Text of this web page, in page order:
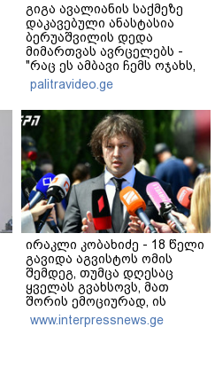
გიგა ავალიანის საქმეზე
დაკავებული ანასტასია
ბერუაშვილის დედა
მიმართვას ავრცელებს -
"რაც ეს ამბავი ჩემს ოჯახს,
ჩემს ანასტასიას გადახდა
თავს, მის მერე მე მე არ
ვარ"
palitravideo.ge
ირაკლი კობახიძე - 18 წელი
გავიდა აგვისტოს ომის
შემდეგ, თუმცა დღესაც
ყველას გვახსოვს, მათ
შორის ემოციურად, ის
უმძიმესი დღეები და ჩვენი
ვალია, პატივი მივაგოთ
www.interpressnews.ge